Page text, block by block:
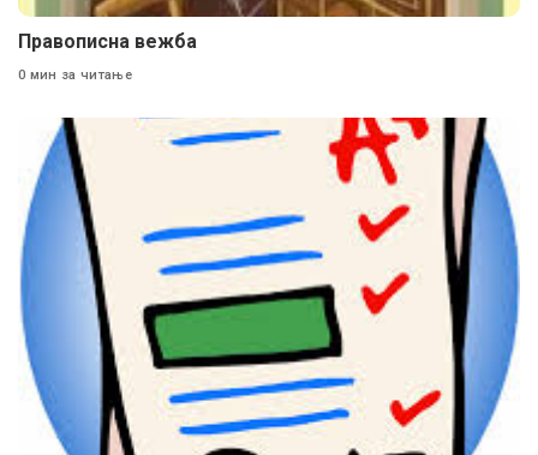
Правописна вежба
0 мин за читање